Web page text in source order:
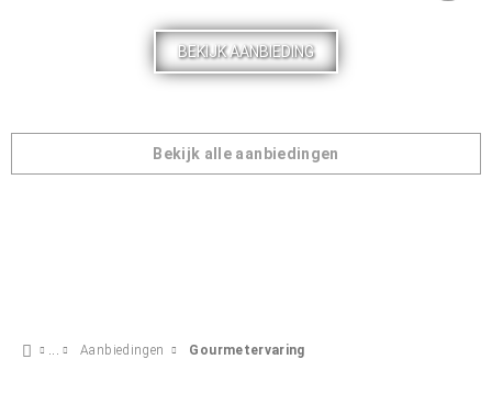
BEKIJK AANBIEDING
Bekijk alle aanbiedingen
Aanbiedingen Gourmetervaring